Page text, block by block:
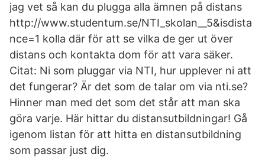
jag vet så kan du plugga alla ämnen på distans
http://www.studentum.se/NTI_skolan__5&isdista
nce=1 kolla där för att se vilka de ger ut över
distans och kontakta dom för att vara säker.
Citat: Ni som pluggar via NTI, hur upplever ni att
det fungerar? Är det som de talar om via nti.se?
Hinner man med det som det står att man ska
göra varje. Här hittar du distansutbildningar! Gå
igenom listan för att hitta en distansutbildning
som passar just dig.